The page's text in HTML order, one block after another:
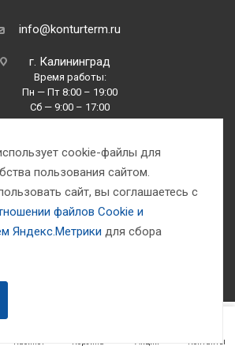
info@konturterm.ru
г. Калининград
Время работы:
Пн — Пт 8:00 – 19:00
Сб — 9:00 – 17:00
Вс —10:00 – 16:00
«Контуртерм» — инженерно-торговый центр
Контакты
cookie-файлы для
пользования сайтом.
сайт, вы соглашаетесь с
файлов Сookie и
Яндекс.Метрики для сбора